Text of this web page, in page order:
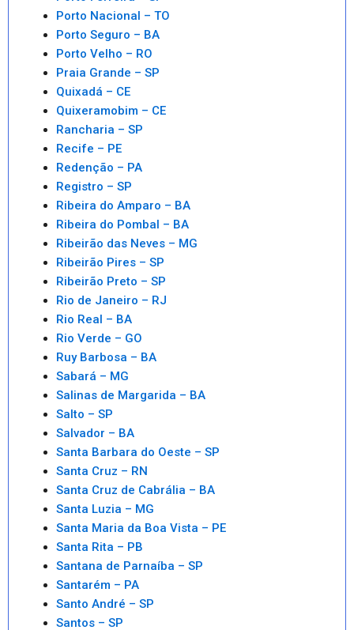
Porto Nacional – TO
Porto Seguro – BA
Porto Velho – RO
Praia Grande – SP
Quixadá – CE
Quixeramobim – CE
Rancharia – SP
Recife – PE
Redenção – PA
Registro – SP
Ribeira do Amparo – BA
Ribeira do Pombal – BA
Ribeirão das Neves – MG
Ribeirão Pires – SP
Ribeirão Preto – SP
Rio de Janeiro – RJ
Rio Real – BA
Rio Verde – GO
Ruy Barbosa – BA
Sabará – MG
Salinas de Margarida – BA
Salto – SP
Salvador – BA
Santa Barbara do Oeste – SP
Santa Cruz – RN
Santa Cruz de Cabrália – BA
Santa Luzia – MG
Santa Maria da Boa Vista – PE
Santa Rita – PB
Santana de Parnaíba – SP
Santarém – PA
Santo André – SP
Santos – SP